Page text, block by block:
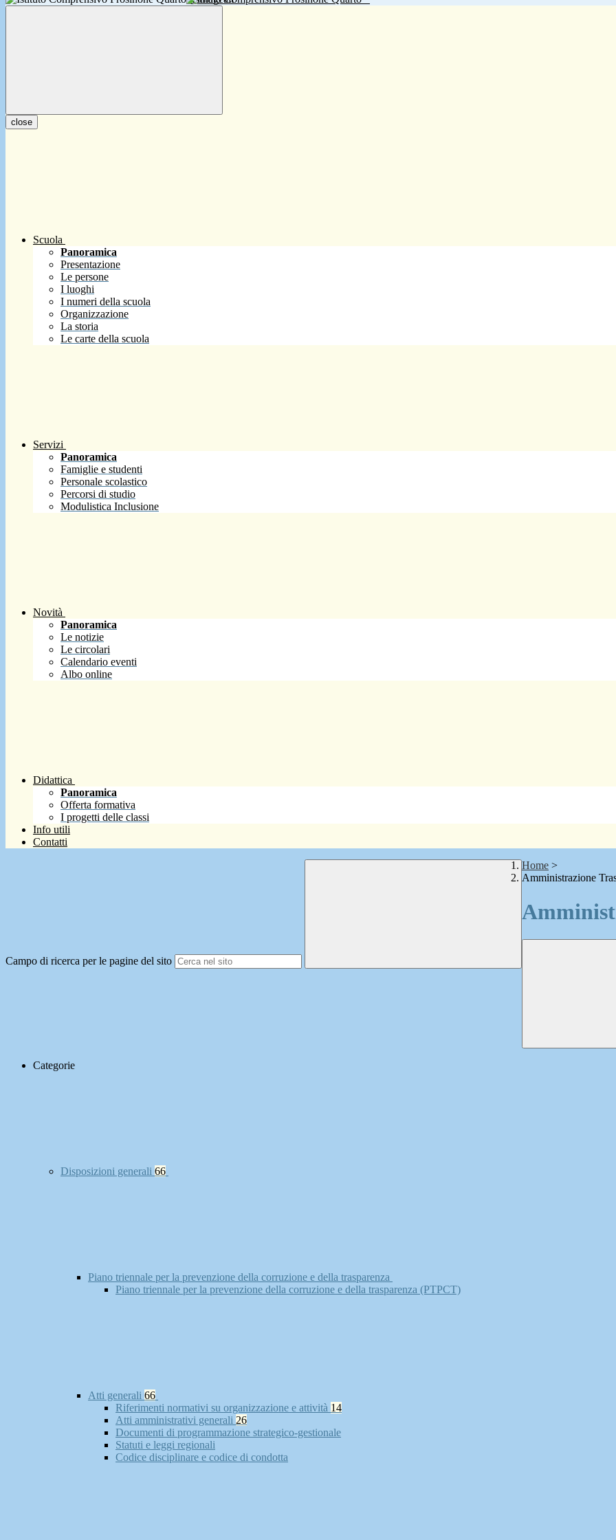
close
Scuola
Panoramica
Presentazione
Le persone
I luoghi
I numeri della scuola
Organizzazione
La storia
Le carte della scuola
Servizi
Panoramica
Famiglie e studenti
Personale scolastico
Percorsi di studio
Modulistica Inclusione
Novità
Panoramica
Le notizie
Le circolari
Calendario eventi
Albo online
Didattica
Panoramica
Offerta formativa
I progetti delle classi
Info utili
Contatti
Campo di ricerca per le pagine del sito
Home >
Amministrazione
Categorie
Disposizioni generali 66
Piano triennale per la prevenzione della corruzione e della trasparenza
Piano triennale per la prevenzione della corruzione e della trasparenza (PTPCT)
Atti generali 66
Riferimenti normativi su organizzazione e attività 14
Atti amministrativi generali 26
Documenti di programmazione strategico-gestionale
Statuti e leggi regionali
Codice disciplinare e codice di condotta